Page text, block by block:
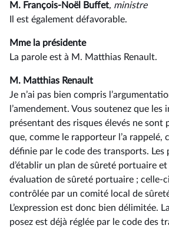
M. François-Noël Buffet, ministre
Il est également défavorable.
Mme la présidente
La parole est à M. Matthias Renault.
M. Matthias Renault
Je n’ai pas bien compris
l’amendement. Vous soutenez que les
présentant des risques élevés ne sont
que, comme le rapporteur l’a rappelé,
définie par le code des transports. Les
d’établir un plan de sûreté portuaire
évaluation de sûreté portuaire ; celle-
contrôlée par un comité local de
L’expression est donc bien délimitée.
posez est déjà réglée par le code des